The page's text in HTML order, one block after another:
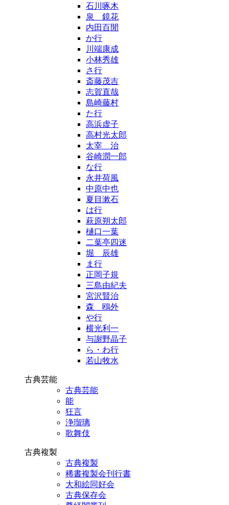
石川啄木
泉 鏡花
内田百閒
か行
川端康成
小林秀雄
さ行
斎藤茂吉
志賀直哉
島崎藤村
た行
高浜虚子
高村光太郎
太宰 治
谷崎潤一郎
な行
永井荷風
中原中也
夏目漱石
は行
萩原朔太郎
樋口一葉
二葉亭四迷
堀 辰雄
ま行
正岡子規
三島由紀夫
宮沢賢治
森 鴎外
や行
横光利一
与謝野晶子
ら・わ行
若山牧水
古典芸能
古典芸能
能
狂言
浄瑠璃
歌舞伎
古典複製
古典複製
稀書複製会刊行書
大和絵同好会
古典保存会